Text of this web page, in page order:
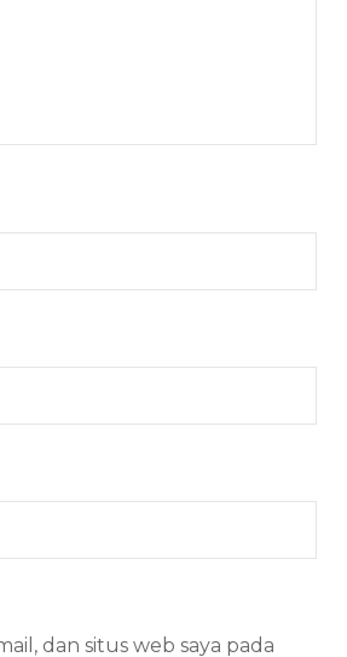
dan situs web saya pada